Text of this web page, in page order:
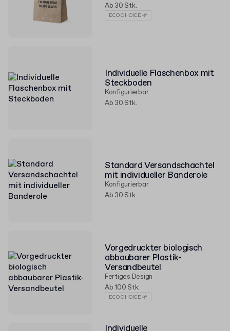
Ab 30 Stk.
ECO CHOICE 🌱
Individuelle Flaschenbox mit
Steckboden
Konfigurierbar
Ab 30 Stk.
Standard Versandschachtel
mit individueller Banderole
Konfigurierbar
Ab 30 Stk.
Vorgedruckter biologisch
abbaubarer Plastik-
Versandbeutel
Fertiges Design
Ab 100 Stk.
ECO CHOICE 🌱